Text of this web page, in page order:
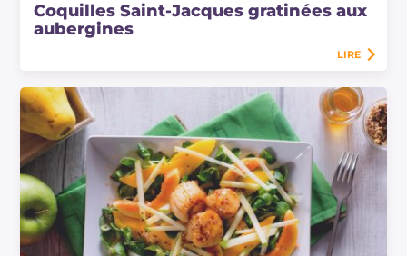
Coquilles Saint-Jacques gratinées aux
aubergines
LIRE